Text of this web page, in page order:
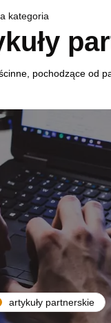
kategoria
pochodzące od
artykuły partnerskie